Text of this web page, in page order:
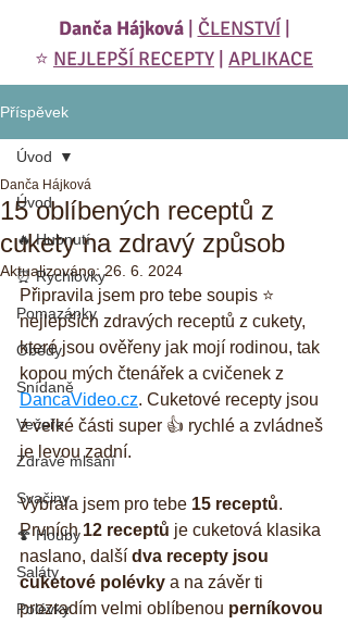
Danča Hájková| ČLENSTVÍ
⭐️ NEJLEPŠÍ RECEPTY APLIKACE
Příspěvek
Úvod
🔥 Hubnutí
⏰ Rychlovky
Pomazánky
Obědy
Snídaně
Večeře
Zdravé mlsání
Svačiny
🍄 Houby
Saláty
Polévky
Úvod
15 oblíbených receptů z
cukety na zdravý způsob
Danča Hájková
Aktualizováno:26. 6. 2024
Připravila jsem pro tebe soupis ⭐️
nejlepších zdravých receptů z cukety,
které jsou ověřeny jak mojí rodinou, tak
kopou mých čtenářek a cvičenek z
DancaVideo.cz. Cuketové recepty jsou
z velké části super 👍 rychlé a zvládneš
je levou zadní.
Vybrala jsem pro tebe 15 receptů.
Prvních 12 receptů je cuketová klasika
naslano, další dva recepty jsou
cuketové polévky a na závěr ti
prozradím velmi oblíbenou perníkovou